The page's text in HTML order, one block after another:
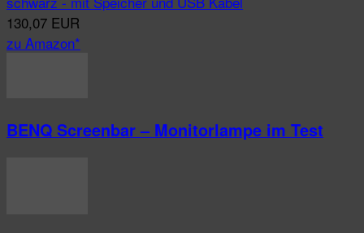
130,07 EUR
zu Amazon*
BENQ Screenbar – Monitorlampe im Test